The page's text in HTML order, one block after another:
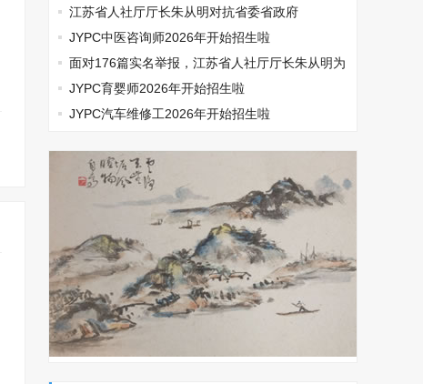
师开始报名啦
江苏省人社厅厅长朱从明对抗省委省政府
JYPC中医咨询师2026年开始招生啦
面对176篇实名举报，江苏省人社厅厅长朱从明为
何选择沉默
JYPC育婴师2026年开始招生啦
JYPC汽车维修工2026年开始招生啦